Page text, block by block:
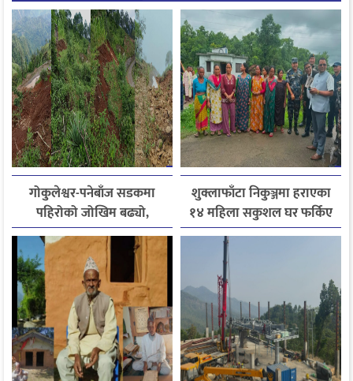
गोकुलेश्वर-पनेबाँज सडकमा
पहिरोको जोखिम बढ्यो,
स्थानीयले मागे तत्काल पर्खाल
निर्माण
शुक्लाफाँटा निकुञ्जमा हराएका
१४ महिला सकुशल घर फर्किए